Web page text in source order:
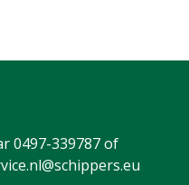
0497-339787of